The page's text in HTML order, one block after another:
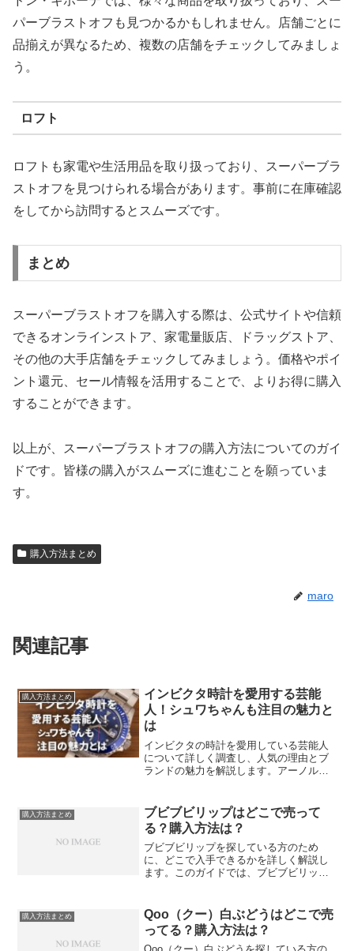
パーブラストオフも見つかるかもしれません。店舗ごとに
品揃えが異なるため、複数の店舗をチェックしてみましょ
う。
ロフト
ロフトも家電や生活用品を取り扱っており、スーパーブラ
ストオフを見つけられる場合があります。事前に在庫確認
をしてから訪問するとスムーズです。
まとめ
スーパーブラストオフを購入する際は、公式サイトや信頼
できるオンラインストア、家電量販店、ドラッグストア、
その他の大手店舗をチェックしてみましょう。価格やポイ
ント還元、セール情報を活用することで、よりお得に購入
することができます。
以上が、スーパーブラストオフの購入方法についてのガイ
ドです。皆様の購入がスムーズに進むことを願っていま
す。
購入方法まとめ
maro
関連記事
購入方法まとめ
インビクタ時計を愛用する芸能
人！シュワちゃんも注目の魅力と
は
インビクタの時計を愛用している芸能人
について詳しく調査し、人気の理由とブ
ランドの魅力を解説します。アーノル
で、幅広い著名人に愛されるインビクタ
の魅力を探ります。インビクタ...
購入方法まとめ
ブビブビリップはどこで売って
る？購入方法は？
ブビブビリップを探している方のため
に、どこで入手できるかを詳しく解説し
ます。このガイドでは、ブビブビリップ
ヨシマツモトキヨシでは、ブビブビリッ
プを取り扱っていることがあ...
購入方法まとめ
Qoo（クー）白ぶどうはどこで売
ってる？購入方法は？